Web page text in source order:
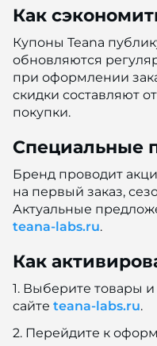
Как
Купоны Teana
обновляются
при оформлении
скидки составляют
покупки.
Специальные
Бренд проводит
на первый заказ,
Актуальные
teana-labs.ru.
Как
1. Выберите товары
сайте teana-labs.ru.
2. Перейдите к